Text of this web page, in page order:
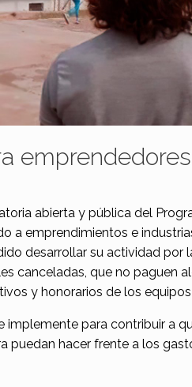
abierta y pública del
a emprendimientos e
desarrollar su actividad por
canceladas, que no paguen
y honorarios de los
para contribuir a
puedan hacer frente a los